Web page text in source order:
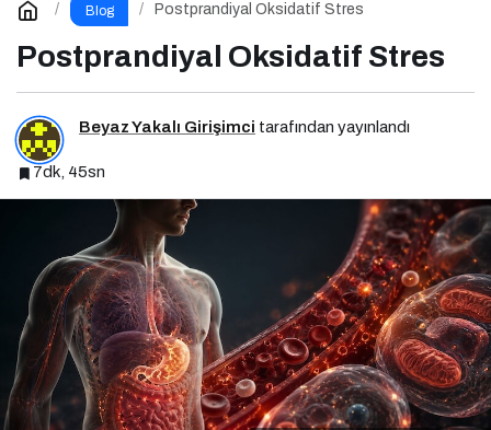
Blog Postprandiyal Oksidatif Stres
Postprandiyal Oksidatif Stres
Beyaz Yakalı Girişimci tarafından yayınlandı
7dk, 45sn